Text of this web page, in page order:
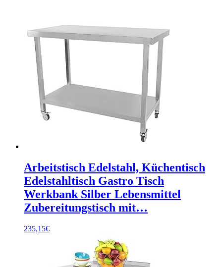
Arbeitstisch Edelstahl, Küchentisch
Edelstahltisch Gastro Tisch
Werkbank Silber Lebensmittel
Zubereitungstisch mit…
235,15€